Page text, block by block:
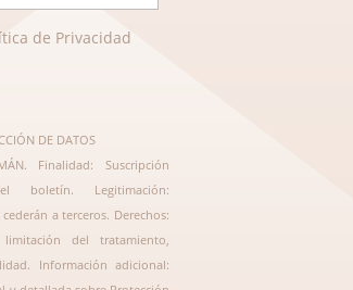
de Privacidad
DE DATOS
Finalidad: Suscripción
boletín. Legitimación:
a terceros. Derechos:
del tratamiento,
Información adicional: